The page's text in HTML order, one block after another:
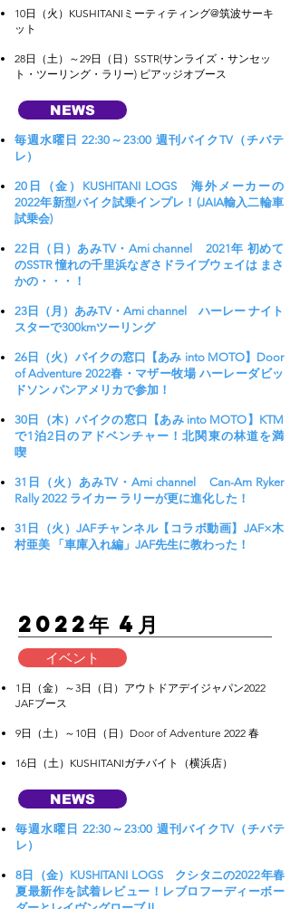
10日（火）KUSHITANIミーティティング@筑波サーキ
ット
28日（土）～29日（日）SSTR(サンライズ・サンセッ
ト・ツーリング・ラリー) ピアッジオブース
NEWS
毎週水曜日 22:30～23:00 週刊バイクTV（チバテ
レ）
20日（金）KUSHITANI LOGS 海外メーカーの
2022年新型バイク試乗インプレ！(JAIA輸入二輪車
試乗会)
22日（日）あみTV・Ami channel 2021年 初めて
のSSTR 憧れの千里浜なぎさドライブウェイは まさ
かの・・・！
23日（月）あみTV・Ami channel ハーレー ナイト
スターで300kmツーリング
26日（火）バイクの窓口【あみ into MOTO】Door
of Adventure 2022春・マザー牧場 ハーレーダビッ
ドソン パンアメリカで参加！
30日（木）バイクの窓口【あみ into MOTO】KTM
で1泊2日のアドベンチャー！北関東の林道を満
喫
31日（火）あみTV・Ami channel Can-Am Ryker
Rally 2022 ライカー ラリーが更に進化した！
31日（火）JAFチャンネル【コラボ動画】JAF×木
村亜美 「車庫入れ編」JAF先生に教わった！
​2022年 4月
イベント
1日（金）～3日（日）アウトドアデイジャパン2022
JAFブース
9日（土）～10日（日）Door of Adventure 2022 春
16日（土）KUSHITANIガチバイト（横浜店）
NEWS
毎週水曜日 22:30～23:00 週刊バイクTV（チバテ
レ）
8日（金）KUSHITANI LOGS クシタニの2022年春
夏最新作を試着レビュー！レブロフーディーボー